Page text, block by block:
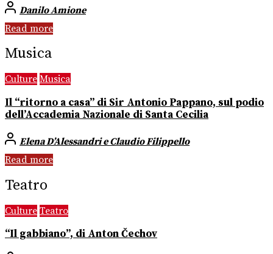
Danilo Amione
Read more
Musica
Culture Musica
Il “ritorno a casa” di Sir Antonio Pappano, sul podio
dell’Accademia Nazionale di Santa Cecilia
Elena D’Alessandri e Claudio Filippello
Read more
Teatro
Culture Teatro
“Il gabbiano”, di Anton Čechov